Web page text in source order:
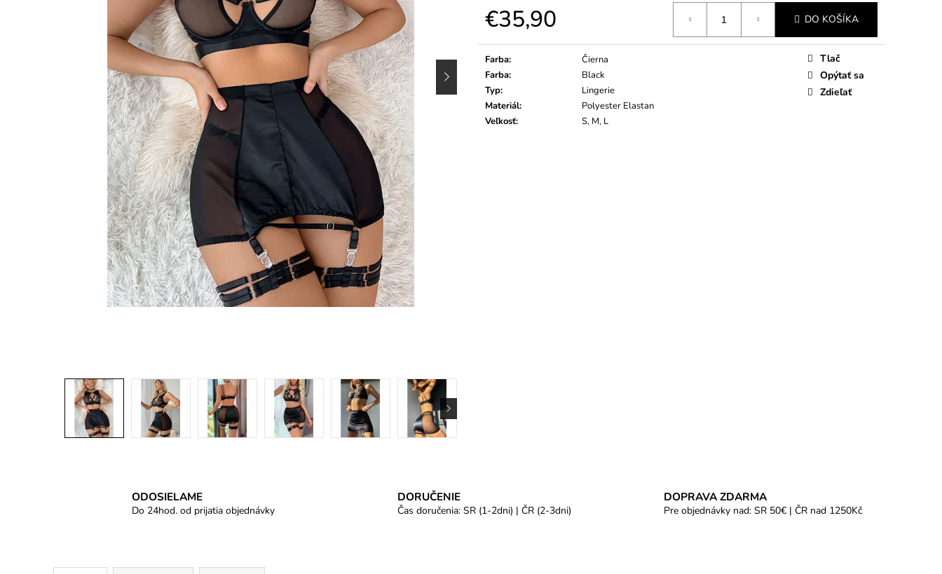
€35,90 DO KOŠÍKA
Farba:
Čierna
Farba:
Black
Typ:
Lingerie
Materiál:
Polyester Elastan
Veľkosť: S, M, L
Tlač
Opýtať sa
Zdieľať
ODOSIELAME
Do 24hod. od prijatia objednávky
DORUČENIE
Čas doručenia: SR (1-2dni) | ČR (2-3dni)
DOPRAVA ZDARMA
Pre objednávky nad: SR 50€ | ČR nad 1250Kč